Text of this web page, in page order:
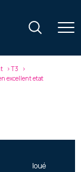
T3
excellent etat
loué